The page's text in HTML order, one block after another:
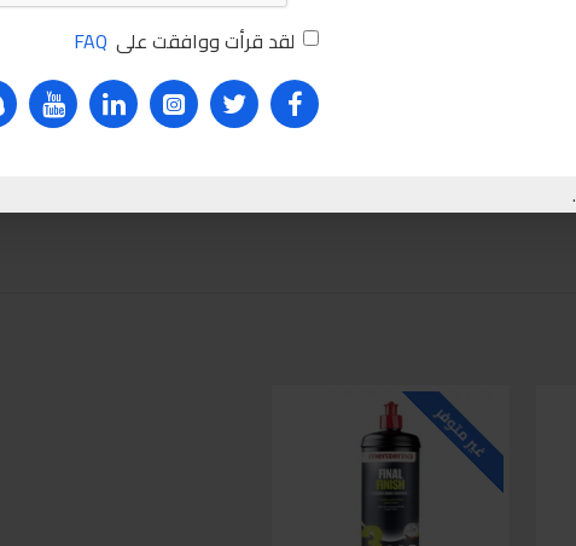
لقد قرأت ووافقت على FAQ
غير متوفر